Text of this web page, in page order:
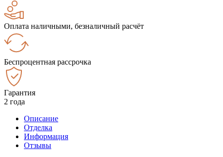
Оплата наличными, безналичный расчёт
Беспроцентная рассрочка
Гарантия
2 года
Описание
Отделка
Информация
Отзывы